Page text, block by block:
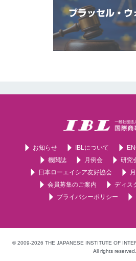
ブラッセル・ウ
お知らせ IBLについて
機関誌
月例会 研究
日本ローエイシア友好協会
会員募集のご案内
ディス
プライバシーポリシー
© 2009-2026 THE JAPANESE INSTITUTE OF
All rights reserved.